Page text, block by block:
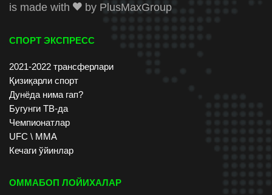
is made with
by PlusMaxGroup
СПОРТ ЭКСПРЕСС
2021-2022 трансферлари
Қизиқарли спорт
Дунёда нима гап?
Бугунги ТВ-да
Чемпионатлар
UFC \ ММА
Кечаги ўйинлар
ОММАБОП ЛОЙИХАЛАР